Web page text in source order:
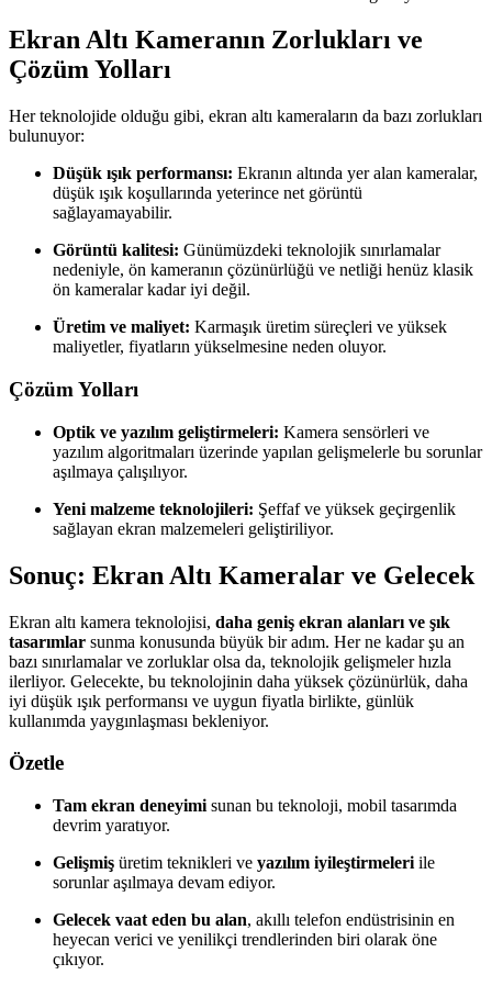
Ekran Altı Kameranın Zorlukları ve
Çözüm Yolları
Her teknolojide olduğu gibi, ekran altı kameraların da bazı zorlukları
bulunuyor:
Düşük ışık performansı: Ekranın altında yer alan kameralar,
düşük ışık koşullarında yeterince net görüntü
sağlayamayabilir.
Görüntü kalitesi: Günümüzdeki teknolojik sınırlamalar
nedeniyle, ön kameranın çözünürlüğü ve netliği henüz klasik
ön kameralar kadar iyi değil.
Üretim ve maliyet: Karmaşık üretim süreçleri ve yüksek
maliyetler, fiyatların yükselmesine neden oluyor.
Çözüm Yolları
Optik ve yazılım geliştirmeleri: Kamera sensörleri ve
yazılım algoritmaları üzerinde yapılan gelişmelerle bu sorunlar
aşılmaya çalışılıyor.
Yeni malzeme teknolojileri: Şeffaf ve yüksek geçirgenlik
sağlayan ekran malzemeleri geliştiriliyor.
Sonuç: Ekran Altı Kameralar ve Gelecek
Ekran altı kamera teknolojisi, daha geniş ekran alanları ve şık
tasarımlar sunma konusunda büyük bir adım. Her ne kadar şu an
bazı sınırlamalar ve zorluklar olsa da, teknolojik gelişmeler hızla
ilerliyor. Gelecekte, bu teknolojinin daha yüksek çözünürlük, daha
iyi düşük ışık performansı ve uygun fiyatla birlikte, günlük
kullanımda yaygınlaşması bekleniyor.
Özetle
Tam ekran deneyimi sunan bu teknoloji, mobil tasarımda
devrim yaratıyor.
Gelişmiş üretim teknikleri ve yazılım iyileştirmeleri ile
sorunlar aşılmaya devam ediyor.
Gelecek vaat eden bu alan, akıllı telefon endüstrisinin en
heyecan verici ve yenilikçi trendlerinden biri olarak öne
çıkıyor.